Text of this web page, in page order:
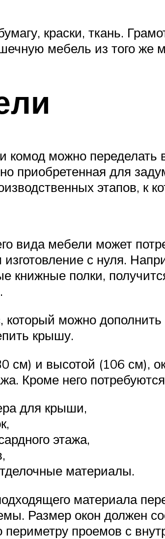
краски, ткань.
мебель из того же
можно переделать
приобретенная для
этапов, к
вида мебели может
с нуля.
книжные полки,
который можно
крышу.
см) и высотой (106 см),
Кроме него
для крыши,
этажа,
материалы.
материала
Размер окон должен
периметру проемов с